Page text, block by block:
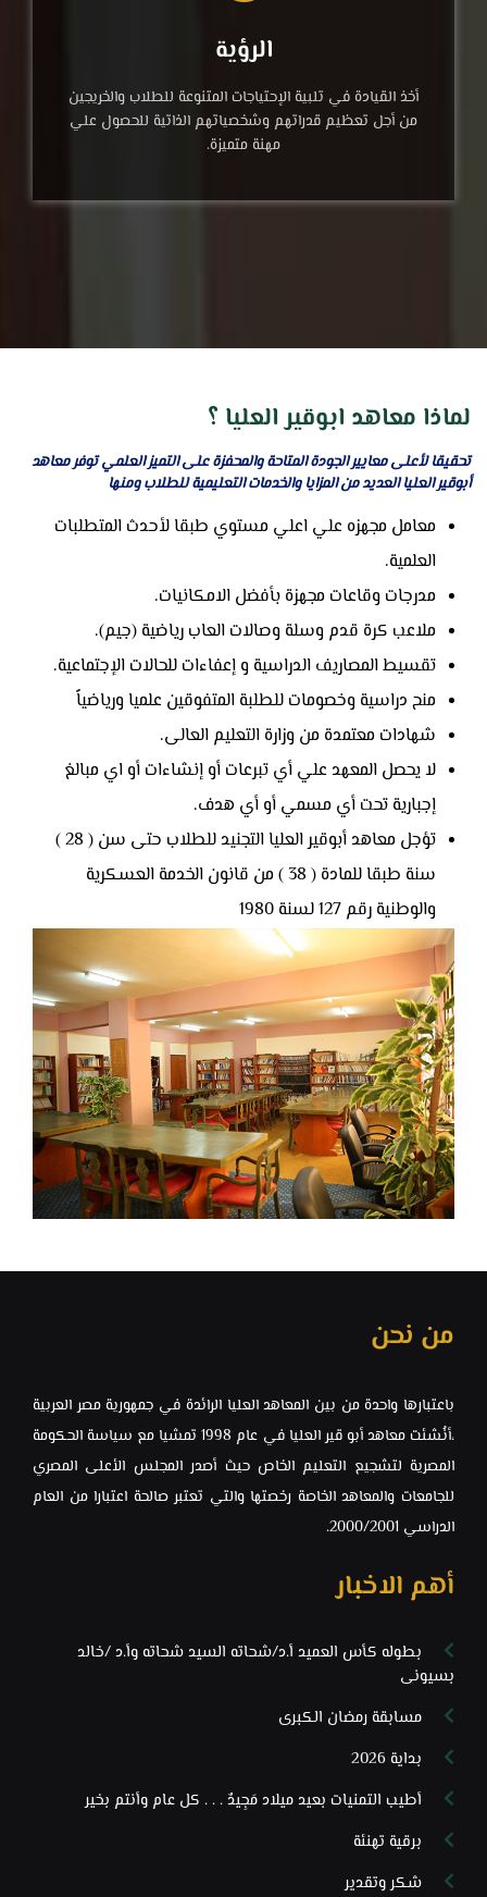
الرؤية
أخذ القيادة في تلبية الإحتياجات المتنوعة للطلاب والخريجين
من أجل تعظيم قدراتهم وشخصياتهم الذاتية للحصول علي
مهنة متميزة.
لماذا معاهد ابوقير العليا ؟
تحقيقا لأعلى معايير الجودة المتاحة والمحفزة على التميز العلمي توفر معاهد
أبوقير العليا العديد من المزايا والخدمات التعليمية للطلاب ومنها
معامل مجهزه علي اعلي مستوي طبقا لأحدث المتطلبات
العلمية.
مدرجات وقاعات مجهزة بأفضل الامكانيات.
ملاعب كرة قدم وسلة وصالات العاب رياضية (جيم).
تقسيط المصاريف الدراسية و إعفاءات للحالات الإجتماعية.
منح دراسية وخصومات للطلبة المتفوقين علميا ورياضياً
شهادات معتمدة من وزارة التعليم العالى.
لا يحصل المعهد علي أي تبرعات أو إنشاءات أو اي مبالغ
إجبارية تحت أي مسمي أو أي هدف.
تؤجل معاهد أبوقير العليا التجنيد للطلاب حتى سن ( 28 )
سنة طبقا للمادة ( 38 ) من قانون الخدمة العسكرية
والوطنية رقم 127 لسنة 1980
من نحن
باعتبارها واحدة من بين المعاهد العليا الرائدة في جمهورية مصر العربية
،أنُشئت معاهد ‏أبو قير العليا في عام 1998 تمشيا مع سياسة الحكومة
المصرية لتشجيع التعليم الخاص ‏حيث أصدر المجلس الأعلى المصري
للجامعات والمعاهد الخاصة رخصتها والتي ‏تعتبر صالحة اعتبارا من العام
الدراسي 2000/2001.‏
أهم الاخبار
بطوله كأس العميد أ.د/شحاته السيد شحاته وأ.د /خالد
بسيونى
مسابقة رمضان الكبرى
بداية 2026
أطيب التمنيات بعيد ميلاد مَجِيدٌ . . . كل عام وأنتم بخير
برقية تهنئة
شكر وتقدير